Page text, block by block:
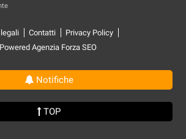
Contatti
Privacy Policy
Powered Agenzia Forza SEO
Notifiche
TOP